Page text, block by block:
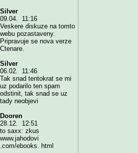
Silver
09.04. 11:16
Veskere diskuze na tomto
webu pozastaveny.
Pripravuje se nova verze
Ctenare.
Silver
06.02. 11:46
Tak snad tentokrat se mi
uz podarilo ten spam
odstinit, tak snad se uz
tady neobjevi
Dooren
28.12. 12:51
to saxx: zkus
www.jahodovi
.com/ebooks. html